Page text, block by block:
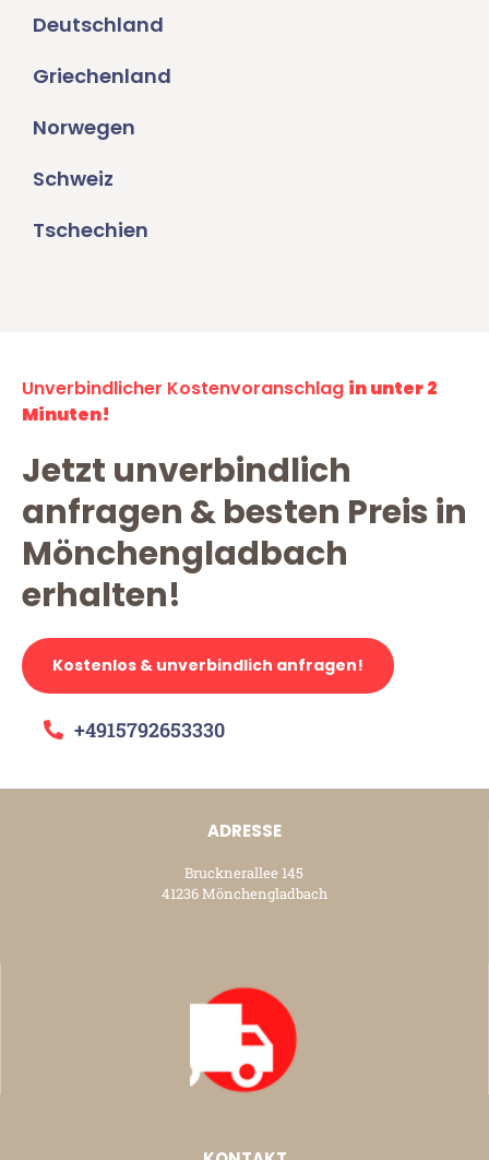
Deutschland
Griechenland
Norwegen
Schweiz
Tschechien
Unverbindlicher Kostenvoranschlag in unter 2
Minuten!
Jetzt unverbindlich
anfragen & besten Preis in
Mönchengladbach
erhalten!
Kostenlos & unverbindlich anfragen!
+4915792653330
ADRESSE
Brucknerallee 145
41236 Mönchengladbach